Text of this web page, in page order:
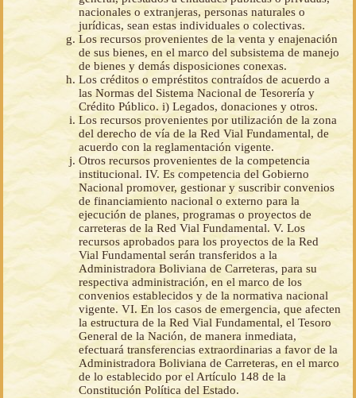
nacionales o extranjeras, personas naturales o
jurídicas, sean estas individuales o colectivas.
Los recursos provenientes de la venta y enajenación
de sus bienes, en el marco del subsistema de manejo
de bienes y demás disposiciones conexas.
Los créditos o empréstitos contraídos de acuerdo a
las Normas del Sistema Nacional de Tesorería y
Crédito Público. i) Legados, donaciones y otros.
Los recursos provenientes por utilización de la zona
del derecho de vía de la Red Vial Fundamental, de
acuerdo con la reglamentación vigente.
Otros recursos provenientes de la competencia
institucional. IV. Es competencia del Gobierno
Nacional promover, gestionar y suscribir convenios
de financiamiento nacional o externo para la
ejecución de planes, programas o proyectos de
carreteras de la Red Vial Fundamental. V. Los
recursos aprobados para los proyectos de la Red
Vial Fundamental serán transferidos a la
Administradora Boliviana de Carreteras, para su
respectiva administración, en el marco de los
convenios establecidos y de la normativa nacional
vigente. VI. En los casos de emergencia, que afecten
la estructura de la Red Vial Fundamental, el Tesoro
General de la Nación, de manera inmediata,
efectuará transferencias extraordinarias a favor de la
Administradora Boliviana de Carreteras, en el marco
de lo establecido por el Artículo 148 de la
Constitución Política del Estado.